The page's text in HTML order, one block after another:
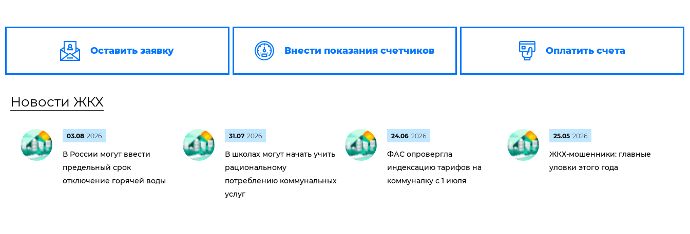
Оставить заявку Внести показания счетчиков Оплатить счета
Новости ЖКХ
03.08 2026
В России могут ввести
предельный срок
отключение горячей воды
31.07 2026
В школах могут начать учить
рациональному
потреблению коммунальных
услуг
24.06 2026
ФАС опровергла
индексацию тарифов на
коммуналку с 1 июля
25.05 2026
ЖКХ-мошенники: главные
уловки этого года